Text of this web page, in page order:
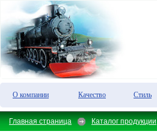
О компании Качество Стиль
Главная страница Каталог продукции